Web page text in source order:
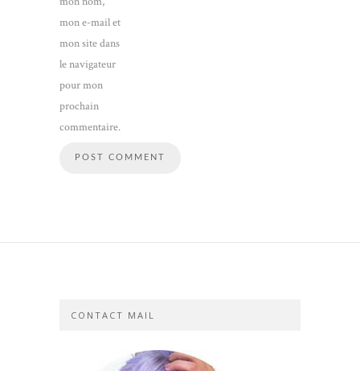
mon e-mail et
mon site dans
le navigateur
pour mon
prochain
commentaire.
CONTACT MAIL